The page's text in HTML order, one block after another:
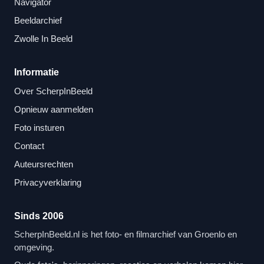
Beeldarchief
Zwolle In Beeld
Informatie
Over ScherpInBeeld
Opnieuw aanmelden
Foto insturen
Contact
Auteursrechten
Privacyverklaring
Sinds 2006
ScherpInBeeld.nl is het foto- en filmarchief van Groenlo en
omgeving.